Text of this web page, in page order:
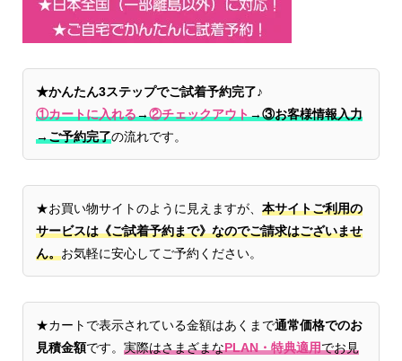
★かんたん3ステップでご試着予約完了♪
①カートに入れる→②チェックアウト→③お客様情報入力
→ご予約完了の流れです。
★お買い物サイトのように見えますが、 本サイトご利用の
サービスは《ご試着予約まで》なのでご請求はございませ
ん。お気軽に安心してご予約ください。
★カートで表示されている金額はあくまで通常価格でのお
見積金額です。 実際はさまざまなPLAN・特典適用でお見